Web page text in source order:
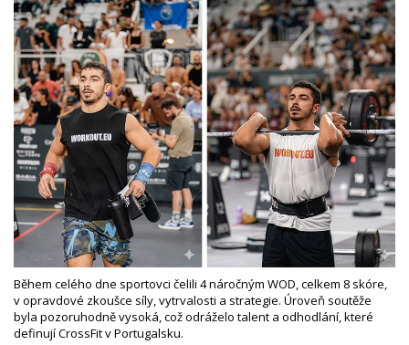
Během celého dne sportovci čelili 4 náročným WOD, celkem 8 skóre,
v opravdové zkoušce síly, vytrvalosti a strategie. Úroveň soutěže
byla pozoruhodně vysoká, což odráželo talent a odhodlání, které
definují CrossFit v Portugalsku.